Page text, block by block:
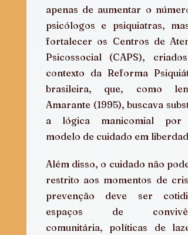
apenas de aumentar o
psicólogos e psiquiatras,
fortalecer os Centros de
Psicossocial (CAPS),
contexto da Reforma
brasileira, que, como
Amarante (1995), buscava
a lógica manicomial por
modelo de cuidado em
Além disso, o cuidado não pode
restrito aos momentos de
prevenção deve ser
espaços de
comunitária, políticas de